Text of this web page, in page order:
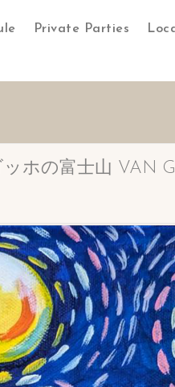
Private Parties
ッホの富士山 VAN